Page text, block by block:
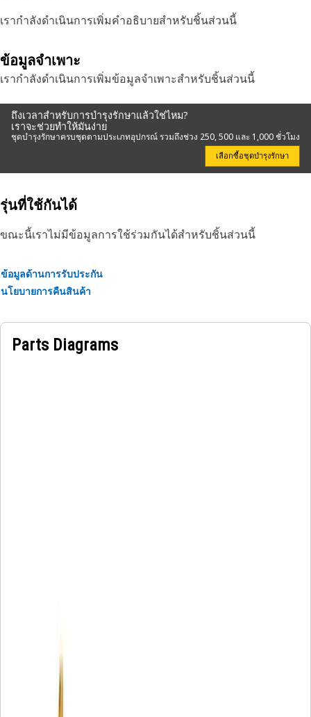
เรากำลังดำเนินการเพิ่มคำอธิบายสำหรับชิ้นส่วนนี้
ข้อมูลจำเพาะ
เรากำลังดำเนินการเพิ่มข้อมูลจำเพาะสำหรับชิ้นส่วนนี้
ถึงเวลาสำหรับการบำรุงรักษาแล้วใช่ไหม?
เราจะช่วยทำให้มันง่าย
ชุดบำรุงรักษาครบชุดตามประเภทอุปกรณ์ รวมถึงช่วง 250, 500 และ 1,000 ชั่วโมง
เลือกซื้อชุดบำรุงรักษา
รุ่นที่ใช้กันได้
ขณะนี้เราไม่มีข้อมูลการใช้ร่วมกันได้สำหรับชิ้นส่วนนี้
ข้อมูลด้านการรับประกัน
นโยบายการคืนสินค้า
Parts Diagrams